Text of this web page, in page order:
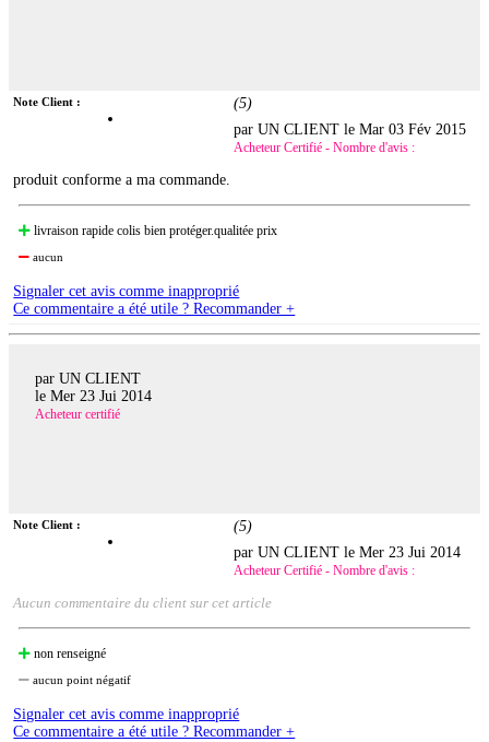
Note Client : (5)
par UN CLIENT leMar 03 Fév 2015
Acheteur Certifié - Nombre d'avis :
produit conforme a ma commande.
livraison rapide colis bien protéger.qualitée prix
aucun
Signaler cet avis comme inapproprié
Ce commentaire a été utile ? Recommander +
par UN CLIENT
le Mer 23 Jui 2014
Acheteur certifié
Note Client : (5)
par UN CLIENT leMer 23 Jui 2014
Acheteur Certifié - Nombre d'avis :
Aucun commentaire du client sur cet article
non renseigné
aucun point négatif
Signaler cet avis comme inapproprié
Ce commentaire a été utile ? Recommander +